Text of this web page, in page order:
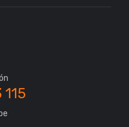
115